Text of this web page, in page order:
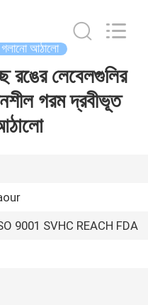
আঠালো
রঙের লেবেলগুলির
গরম দ্রবীভূত
9001 SVHC REACH FDA